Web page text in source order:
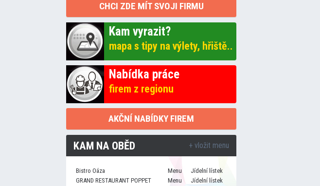
CHCI ZDE MÍT SVOJI FIRMU
Kam vyrazit?
mapa s tipy na výlety, hřiště..
Nabídka práce
firem z regionu
AKČNÍ NABÍDKY FIREM
KAM NA OBĚD + vložit menu
Bistro Oáza Menu
Jídelní lístek
GRAND RESTAURANT POPPET
Menu
Jídelní lístek